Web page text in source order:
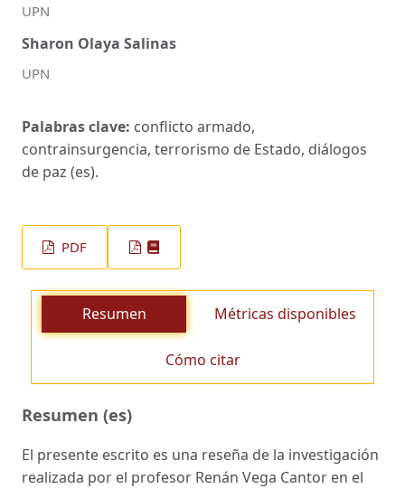
UPN
Sharon Olaya Salinas
UPN
Palabras clave: conflicto armado,
contrainsurgencia, terrorismo de Estado, diálogos
de paz (es).
PDF
Resumen Métricas disponibles
Cómo citar
Resumen (es)
El presente escrito es una reseña de la investigación
realizada por el profesor Renán Vega Cantor en el